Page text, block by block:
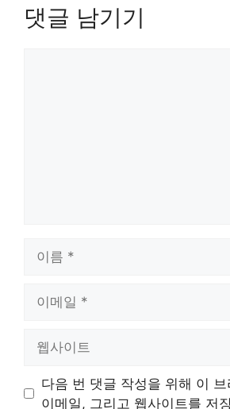
댓글 남기기
트
다음 번 댓글 작성을 위해 이
이메일, 그리고 웹사이트를 저